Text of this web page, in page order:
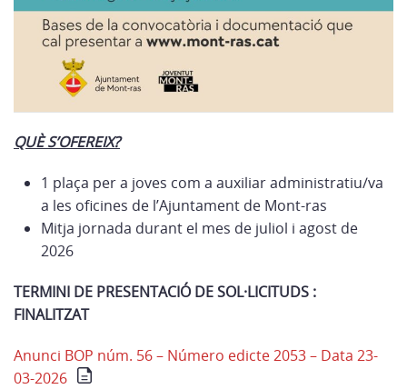
QUÈ S’OFEREIX?
1 plaça per a joves com a auxiliar administratiu/va
a les oficines de l’Ajuntament de Mont-ras
Mitja jornada durant el mes de juliol i agost de
2026
TERMINI DE PRESENTACIÓ DE SOL·LICITUDS :
FINALITZAT
Anunci BOP núm. 56 – Número edicte 2053 – Data 23-
03-2026